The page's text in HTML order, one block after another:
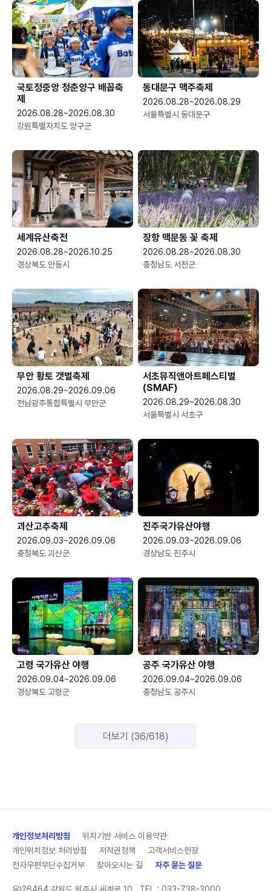
국토정중앙 청춘양구 배꼽축
제
2026.08.28~2026.08.30
강원특별자치도 양구군
동대문구 맥주축제
2026.08.28~2026.08.29
서울특별시 동대문구
세계유산축전
2026.08.28~2026.10.25
경상북도 안동시
장항 맥문동 꽃 축제
2026.08.28~2026.08.30
충청남도 서천군
무안 황토 갯벌축제
2026.08.29~2026.09.06
전남광주통합특별시 무안군
서초뮤직앤아트페스티벌
(SMAF)
2026.08.29~2026.08.30
서울특별시 서초구
괴산고추축제
2026.09.03~2026.09.06
충청북도 괴산군
진주국가유산야행
2026.09.03~2026.09.06
경상남도 진주시
고령 국가유산 야행
2026.09.04~2026.09.06
경상북도 고령군
공주 국가유산 야행
2026.09.04~2026.09.06
충청남도 공주시
더보기 (36/618)
개인정보처리방침
위치기반 서비스 이용약관
개인위치정보 처리방침
저작권정책
고객서비스헌장
전자우편무단수집거부
찾아오시는 길 자주 묻는 질문